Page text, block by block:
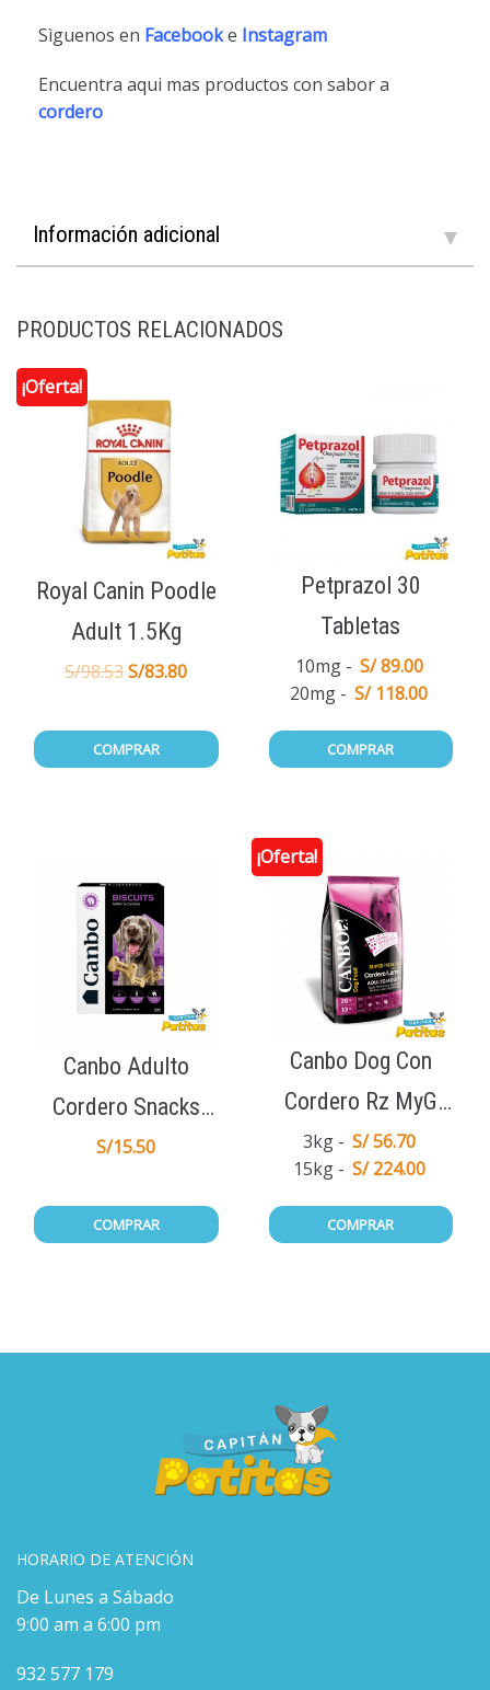
Sìguenos en Facebooke Instagram
Encuentra aqui mas productos con sabor a
cordero
Información adicional
PRODUCTOS RELACIONADOS
¡Oferta!
Royal Canin Poodle
Adult 1.5Kg
S/98.53S/83.80
COMPRAR
Petprazol 30
Tabletas
10mg
S/ 89.00
20mg
S/ 118.00
COMPRAR
Canbo Adulto
Cordero Snacks
Galletas de Premio
S/15.50
COMPRAR
¡Oferta!
Canbo Dog Con
Cordero Rz MyG
Ad
3kg
S/ 56.70
15kg
S/ 224.00
COMPRAR
HORARIO DE ATENCIÓN
De Lunes a Sábado
9:00 am a 6:00 pm
932 577 179